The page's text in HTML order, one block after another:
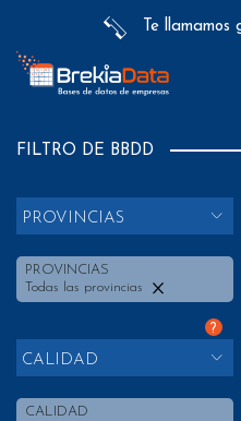
Te llamamos
FILTRO DE BBDD
PROVINCIAS
PROVINCIAS
Todas las provincias
?
CALIDAD
CALIDAD